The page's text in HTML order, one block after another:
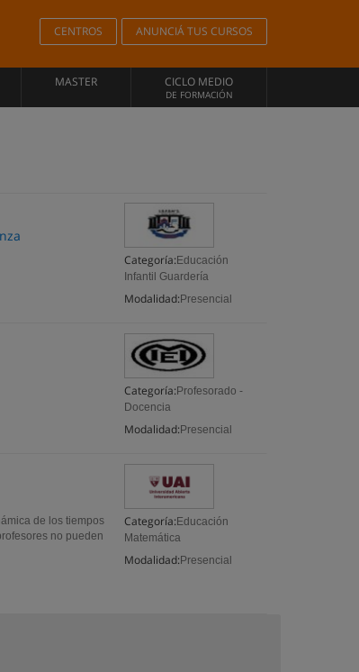
CENTROS ANUNCIÁ TUS CURSOS
MASTER CICLO MEDIO
DE FORMACIÓN
Categoría: Educación
Infantil Guardería
Modalidad: Presencial
Categoría: Profesorado -
Docencia
Modalidad: Presencial
Categoría: Educación
Matemática
Modalidad: Presencial
de los tiempos
no pueden